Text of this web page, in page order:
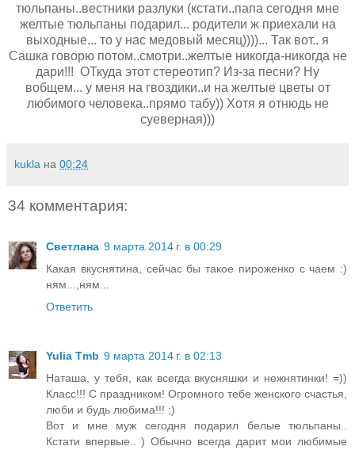
тюльпаны..вестники разлуки (кстати..папа сегодня мне
желтые тюльпаны подарил... родители ж приехали на
выходные... то у нас медовый месяц))))... Так вот.. я
Сашка говорю потом..смотри..желтые никогда-никогда не
дари!!! ОТкуда этот стереотип? Из-за песни? Ну
вобщем... у меня на гвоздики..и на желтые цветы от
любимого человека..прямо табу)) Хотя я отнюдь не
суеверная)))
kukla на 00:24
34 комментария:
Cветлана 9 марта 2014 г. в 00:29
Какая вкуснятина, сейчас бы такое пироженко с чаем :)
ням...,ням...
Ответить
Yulia Tmb 9 марта 2014 г. в 02:13
Наташа, у тебя, как всегда вкусняшки и нежнятинки! =))
Класс!!! С праздником! Огромного тебе женского счастья,
люби и будь любима!!! ;)
Вот и мне муж сегодня подарил белые тюльпаны..
Кстати впервые.. ) Обычно всегда дарит мои любимые